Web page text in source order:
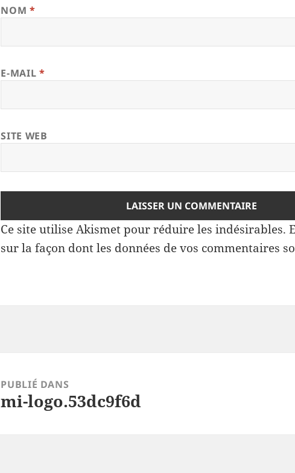
NOM *
E-MAIL *
SITE WEB
Ce site utilise Akismet pour réduire les indésirables.
sur la façon dont les données de vos commentaires
PUBLIÉ DANS
mi-logo.53dc9f6d